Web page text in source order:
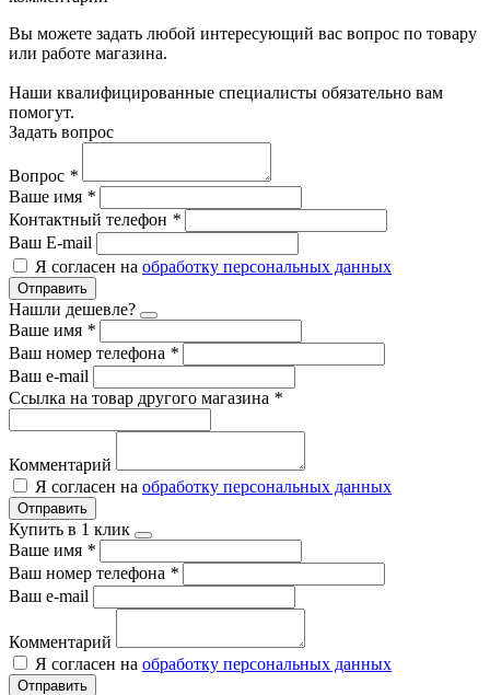
Вы можете задать любой интересующий вас вопрос по товару
или работе магазина.
Наши квалифицированные специалисты обязательно вам
помогут.
Задать вопрос
Вопрос *
Ваше имя *
Контактный телефон *
Ваш E-mail
Я согласен на обработку персональных данных
Отправить
Нашли дешевле?
Ваше имя *
Ваш номер телефона *
Ваш e-mail
Ссылка на товар другого магазина *
Комментарий
Я согласен на обработку персональных данных
Отправить
Купить в 1 клик
Ваше имя *
Ваш номер телефона *
Ваш e-mail
Комментарий
Я согласен на обработку персональных данных
Отправить